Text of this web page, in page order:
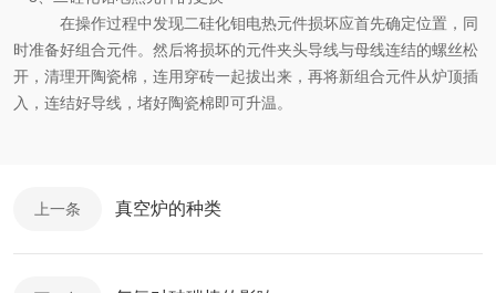
在操作过程中发现二硅化钼电热元件损坏应首先确定位置，同
时准备好组合元件。然后将损坏的元件夹头导线与母线连结的螺丝松
开，清理开陶瓷棉，连用穿砖一起拔出来，再将新组合元件从炉顶插
入，连结好导线，堵好陶瓷棉即可升温。
上一条 真空炉的种类